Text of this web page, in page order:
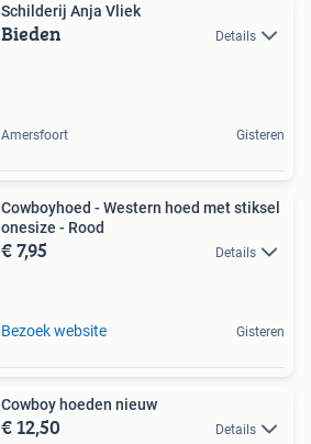
Schilderij Anja Vliek
Bieden Details
Amersfoort Gisteren
Cowboyhoed - Western hoed met stiksel
onesize - Rood
€ 7,95 Details
Bezoek website Gisteren
Cowboy hoeden nieuw
€ 12,50 Details